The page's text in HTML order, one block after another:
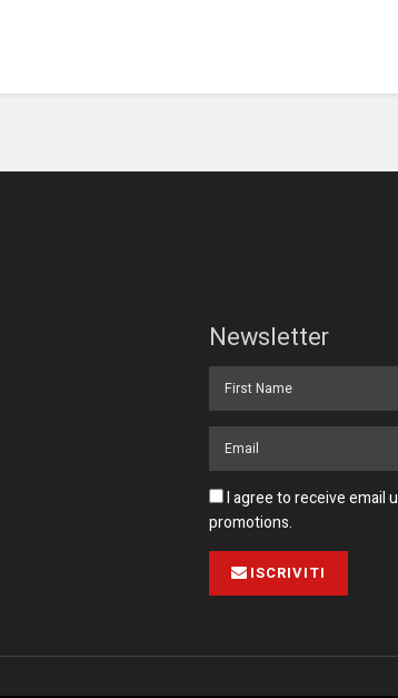
Newsletter
I agree to receive email
promotions.
ISCRIVITI